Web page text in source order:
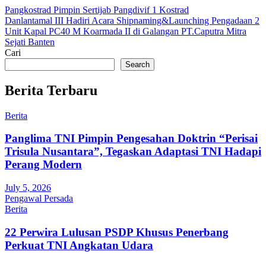
Post
navigation
Pangkostrad Pimpin Sertijab Pangdivif 1 Kostrad
Danlantamal III Hadiri Acara Shipnaming&Launching Pengadaan 2
Unit Kapal PC40 M Koarmada II di Galangan PT.Caputra Mitra
Sejati Banten
Cari
Search
Berita Terbaru
Berita
Panglima TNI Pimpin Pengesahan Doktrin “Perisai
Trisula Nusantara”, Tegaskan Adaptasi TNI Hadapi
Perang Modern
July 5, 2026
Pengawal Persada
Berita
22 Perwira Lulusan PSDP Khusus Penerbang
Perkuat TNI Angkatan Udara